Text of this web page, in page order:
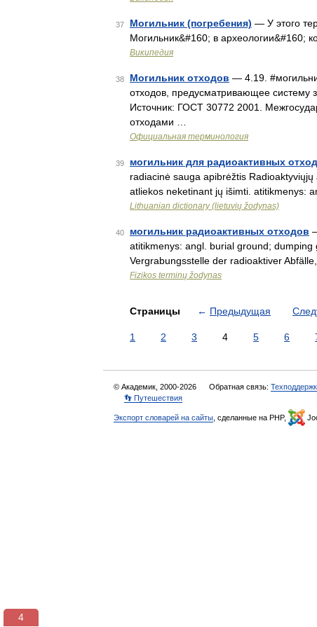
37 Могильник (погребения) — У этого
Могильник&#160; в археологии&#160;
Википедия
38 Могильник отходов — 4.19.
отходов, предусматривающее
Источник: ГОСТ 30772 2001.
отходами …
Официальная терминология
39 могильник для радиоактивных
radiacinė sauga apibrėžtis
atliekos neketinant jų išimti. atitikmenys:
Lithuanian dictionary (lietuvių žodynas)
40 могильник радиоактивных отходов
atitikmenys: angl. burial ground;
Vergrabungsstelle der radioaktiver
Fizikos terminų žodynas
Страницы ← Предыдущая
1 2 3 4 5 6
© Академик, 2000-2026 Обратная связь:
👣 Путешествия
Экспорт словарей на сайты , сделанные на PHP,
3